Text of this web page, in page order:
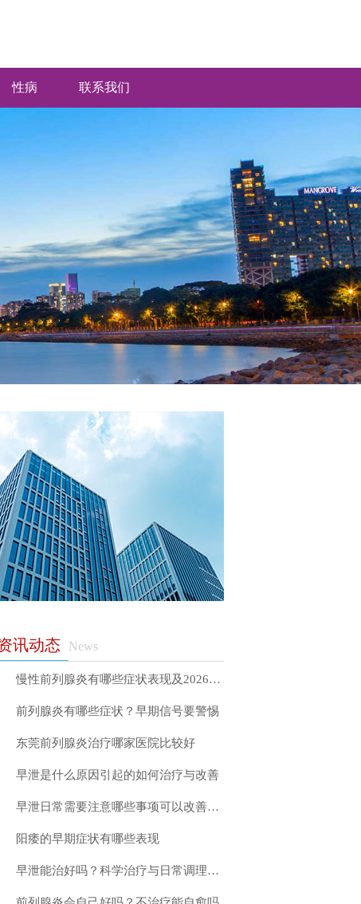
性病 联系我们
讯动态 News
慢性前列腺炎有哪些症状表现及2026年科学治疗方法详解
前列腺炎有哪些症状？早期信号要警惕
东莞前列腺炎治疗哪家医院比较好
早泄是什么原因引起的如何治疗与改善
早泄日常需要注意哪些事项可以改善症状
阳痿的早期症状有哪些表现
早泄能治好吗？科学治疗与日常调理指南